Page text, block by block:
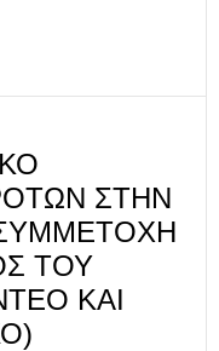
ΣΤΗΝ
ΤΟΥ
ΚΑΙ